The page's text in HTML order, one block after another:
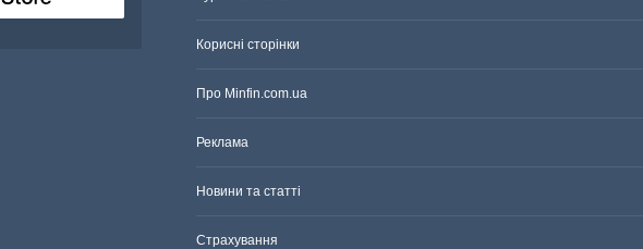
Корисні сторінки
Про Minfin.com.ua
Реклама
Новини та статті
Страхування